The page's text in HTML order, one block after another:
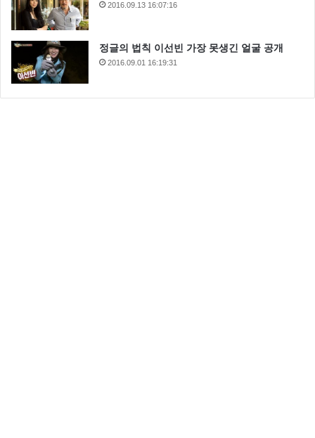
2016.09.13 16:07:16
정글의 법칙 이선빈 가장 못생긴 얼굴 공개
2016.09.01 16:19:31